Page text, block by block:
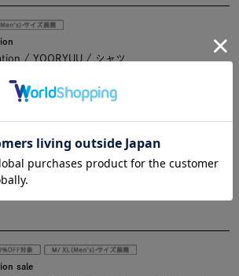
/ YOORYUU / シャツ
/ PRIMEストレッチ / パンツ
sale